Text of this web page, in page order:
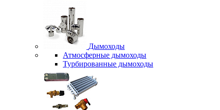
Дымоходы
Атмосферные дымоходы
Турбированные дымоходы